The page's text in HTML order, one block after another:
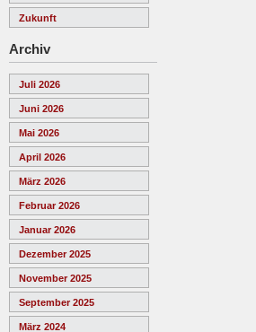
Zukunft
Archiv
Juli 2026
Juni 2026
Mai 2026
April 2026
März 2026
Februar 2026
Januar 2026
Dezember 2025
November 2025
September 2025
März 2024